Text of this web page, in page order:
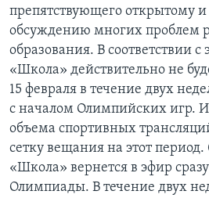
Языки
препятствующего открытому
обсуждению многих проблем
образования. В соответствии
«Школа» действительно не
15 февраля в течение двух
с началом Олимпийских игр.
объема спортивных
сетку вещания на этот
«Школа» вернется в эфир
Олимпиады. В течение двух